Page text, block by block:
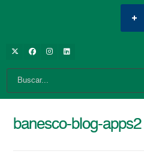
banesco-blog-apps2